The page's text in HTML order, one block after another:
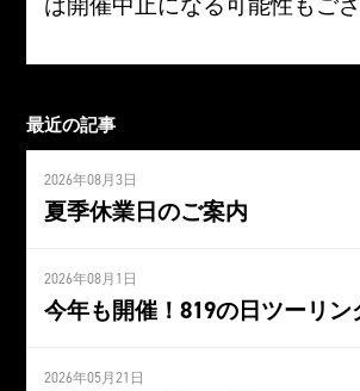
最近の記事
2026年08月3日
夏季休業日のご案内
2026年08月1日
今年も開催！819の日ツーリン
2026年05月21日